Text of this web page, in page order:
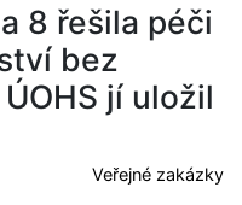
8 řešila péči
bez
jí uložil
Veřejné zakázky